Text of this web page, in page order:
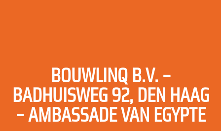
BOUWLINQ B.V. –
BADHUISWEG 92, DEN HAAG
– AMBASSADE VAN EGYPTE